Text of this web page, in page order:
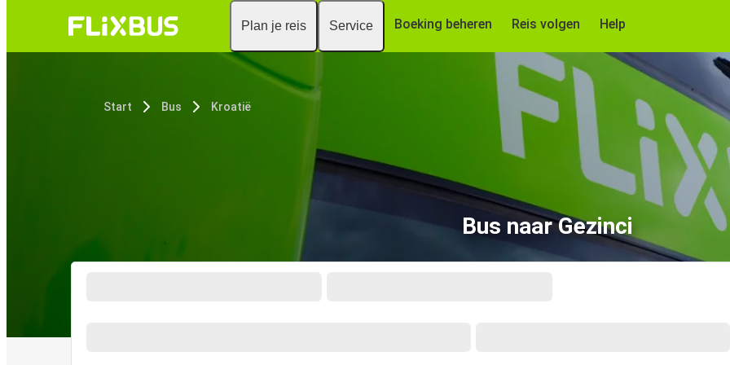
Plan je reis Service Boeking beheren Reis volgen Help
Start Bus Kroatië
Bus naar Gezinci